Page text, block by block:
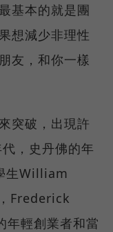
基本的就是團
想減少非理性
友，和你一樣
突破，出現許
，史丹佛的年
生William
Frederick
年輕創業者和當